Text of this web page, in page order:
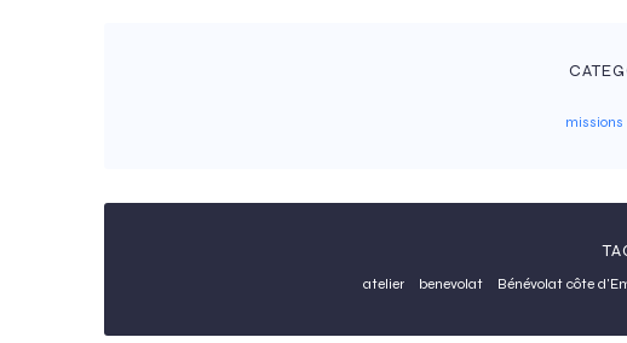
missions
atelier benevolat Bénévolat côte